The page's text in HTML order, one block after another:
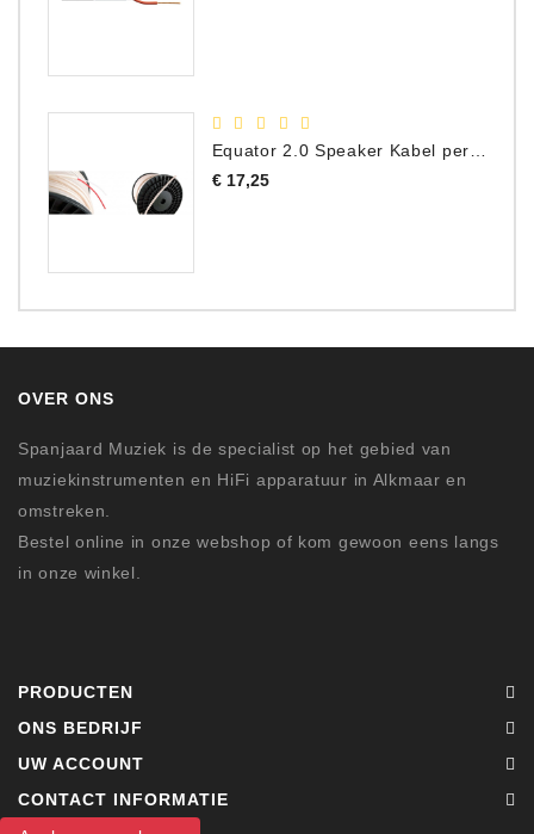
Equator 2.0 Speaker Kabel per meter
€ 17,25Prijs
OVER ONS
Spanjaard Muziek is de specialist op het gebied van
muziekinstrumenten en HiFi apparatuur in Alkmaar en
omstreken.
Bestel online in onze webshop of kom gewoon eens langs
in onze winkel.
PRODUCTEN
ONS BEDRIJF
UW ACCOUNT
CONTACT INFORMATIE